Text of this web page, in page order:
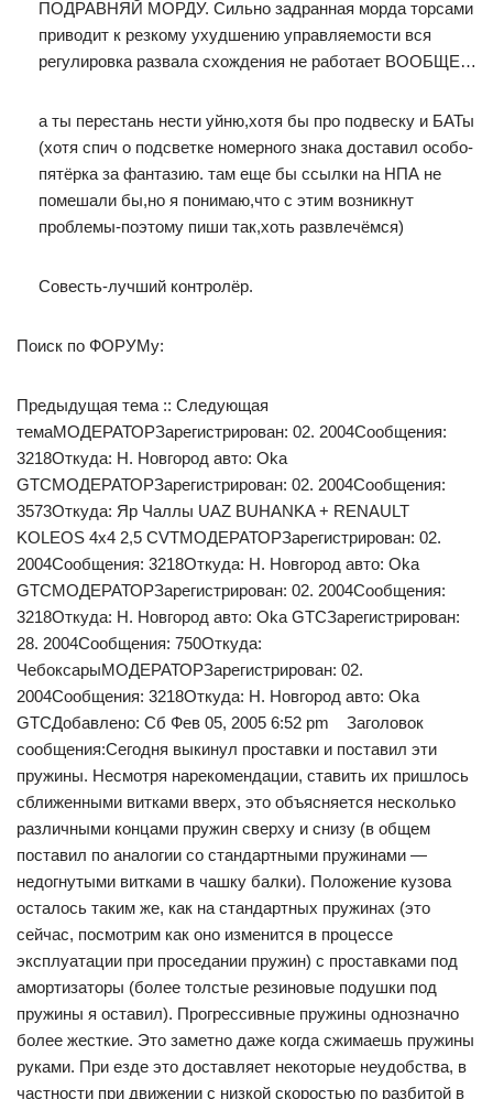
ПОДРАВНЯЙ МОРДУ. Сильно задранная морда торсами
приводит к резкому ухудшению управляемости вся
регулировка развала схождения не работает ВООБЩЕ…
а ты перестань нести уйню,хотя бы про подвеску и БАТы
(хотя спич о подсветке номерного знака доставил особо-
пятёрка за фантазию. там еще бы ссылки на НПА не
помешали бы,но я понимаю,что с этим возникнут
проблемы-поэтому пиши так,хоть развлечёмся)
Совесть-лучший контролёр.
Поиск по ФОРУМу:
Предыдущая тема :: Следующая
темаМОДЕРАТОРЗарегистрирован: 02. 2004Сообщения:
3218Откуда: Н. Новгород авто: Oka
GTCМОДЕРАТОРЗарегистрирован: 02. 2004Сообщения:
3573Откуда: Яр Чаллы UAZ BUHANKA + RENAULT
KOLEOS 4х4 2,5 CVTМОДЕРАТОРЗарегистрирован: 02.
2004Сообщения: 3218Откуда: Н. Новгород авто: Oka
GTCМОДЕРАТОРЗарегистрирован: 02. 2004Сообщения:
3218Откуда: Н. Новгород авто: Oka GTCЗарегистрирован:
28. 2004Сообщения: 750Откуда:
ЧебоксарыМОДЕРАТОРЗарегистрирован: 02.
2004Сообщения: 3218Откуда: Н. Новгород авто: Oka
GTCДобавлено: Сб Фев 05, 2005 6:52 pm Заголовок
сообщения:Сегодня выкинул проставки и поставил эти
пружины. Несмотря нарекомендации, ставить их пришлось
сближенными витками вверх, это объясняется несколько
различными концами пружин сверху и снизу (в общем
поставил по аналогии со стандартными пружинами —
недогнутыми витками в чашку балки). Положение кузова
осталось таким же, как на стандартных пружинах (это
сейчас, посмотрим как оно изменится в процессе
эксплуатации при проседании пружин) с проставками под
амортизаторы (более толстые резиновые подушки под
пружины я оставил). Прогрессивные пружины однозначно
более жесткие. Это заметно даже когда сжимаешь пружины
руками. При езде это доставляет некоторые неудобства, в
частности при движении с низкой скоростью по разбитой в